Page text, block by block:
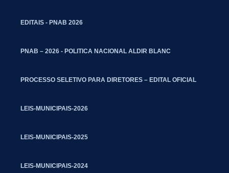
EDITAIS - PNAB 2026
PNAB – 2026 - POLITICA NACIONAL ALDIR BLANC
PROCESSO SELETIVO PARA DIRETORES – EDITAL OFICIAL
LEIS-MUNICIPAIS-2026
LEIS-MUNICIPAIS-2025
LEIS-MUNICIPAIS-2024